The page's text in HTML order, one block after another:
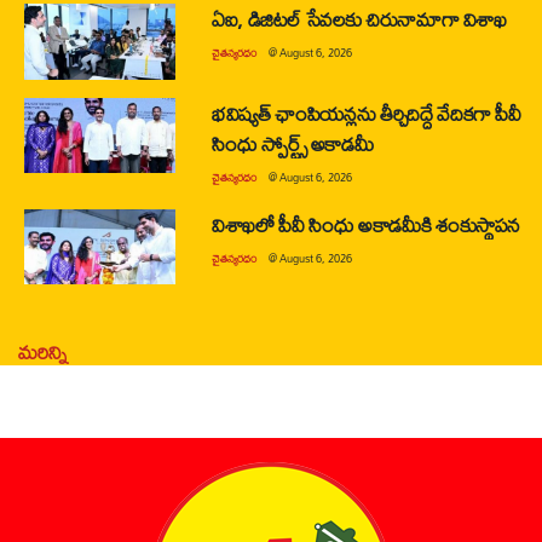
ఏఐ, డిజిటల్ సేవలకు చిరునామాగా విశాఖ
చైతన్యరధం @August 6, 2026
భవిష్యత్ ఛాంపియన్లను తీర్చిదిద్దే వేదికగా పీవీ
సింధు స్పోర్ట్స్ అకాడమీ
చైతన్యరధం @August 6, 2026
విశాఖలో పీవీ సింధు అకాడమీకి శంకుస్థాపన
చైతన్యరధం @August 6, 2026
మరిన్ని